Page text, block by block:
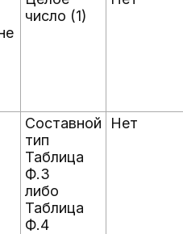
число (1)
Составной
тип
Таблица
Ф.3
либо
Таблица
Ф.4
Нет